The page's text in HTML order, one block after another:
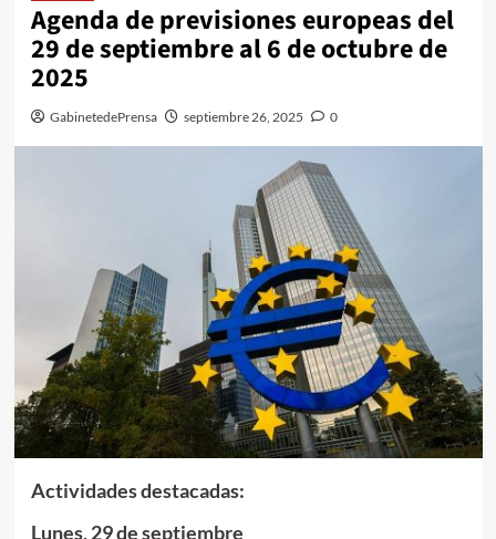
Agenda de previsiones europeas del
29 de septiembre al 6 de octubre de
2025
GabinetedePrensa septiembre 26, 2025 0
Actividades destacadas:
Lunes, 29 de septiembre